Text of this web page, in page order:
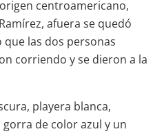
centroamericano,
afuera se quedó
las dos personas
corriendo y se dieron a la
playera blanca,
de color azul y un